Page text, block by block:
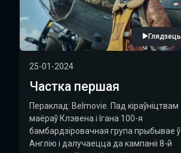
Глядзець
25-01-2024
Частка першая
Пераклад: Belmovie. Пад кіраўніцтвам
маёраў Клэвена і Ігана 100-я
бамбардзіровачная група прыбывае ў
Англію і далучаецца да кампаніі 8-й